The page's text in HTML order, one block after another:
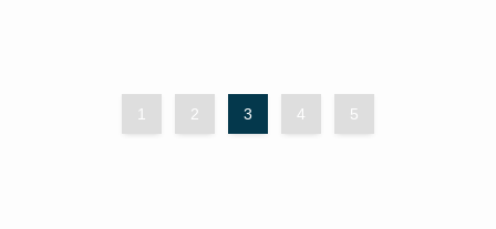
1 2 3 4 5